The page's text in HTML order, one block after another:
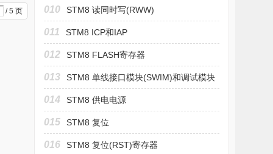
/ 5 页 010 STM8 读同时写(RWW)
011 STM8 ICP和IAP
012 STM8 FLASH寄存器
013
STM8 单线接口模块(SWIM)和调试模块
(DM)
014 STM8 供电电源
015 STM8 复位
016 STM8 复位(RST)寄存器